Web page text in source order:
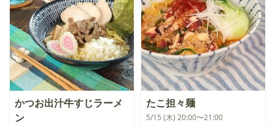
かつお出汁牛すじラーメ
ン
たこ担々麺
5/15 (木) 20:00〜21:00